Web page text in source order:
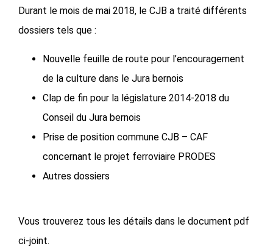
Durant le mois de mai 2018, le CJB a traité différents
dossiers tels que :
Nouvelle feuille de route pour l’encouragement
de la culture dans le Jura bernois
Clap de fin pour la législature 2014-2018 du
Conseil du Jura bernois
Prise de position commune CJB – CAF
concernant le projet ferroviaire PRODES
Autres dossiers
Vous trouverez tous les détails dans le document pdf
ci-joint.